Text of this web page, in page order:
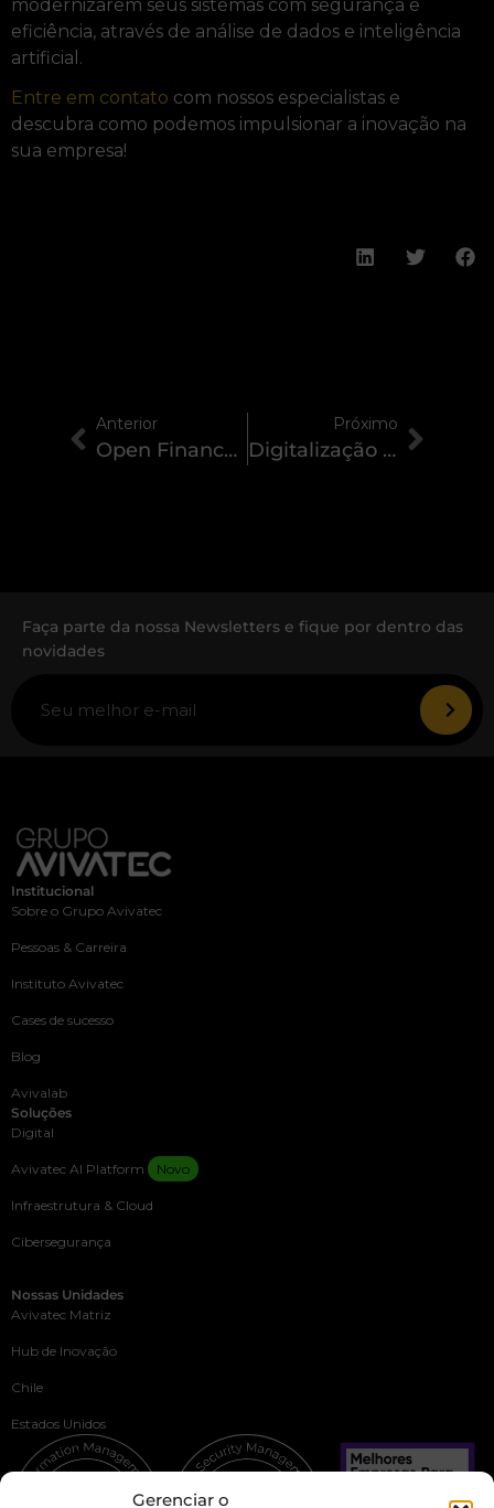
Gerenciar o
modernizarem seus sistemas com segurança e
eficiência, através de análise de dados e inteligência
artificial.
Entre em contato com nossos especialistas e
descubra como podemos impulsionar a inovação na
sua empresa!
Anterior
Open Finance: visão geral e nova regulamentação para 2025!
Próximo
Digitalização de atestados médicos com Google Cloud Vision API e Microsoft Azure Computer Vision!
Faça parte da nossa Newsletters e fique por dentro das
novidades
Institucional
Sobre o Grupo Avivatec
Pessoas & Carreira
Instituto Avivatec
Cases de sucesso
Blog
Avivalab
Soluções
Digital
Avivatec AI Platform Novo
Infraestrutura & Cloud
Cibersegurança
Nossas Unidades
Avivatec Matriz
Hub de Inovação
Chile
Estados Unidos